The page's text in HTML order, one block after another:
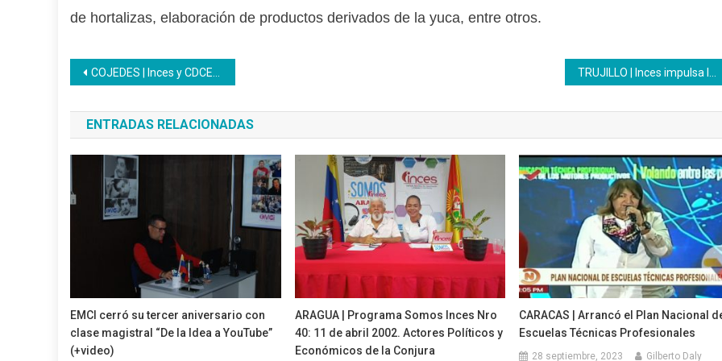
de hortalizas, elaboración de productos derivados de la yuca, entre otros.
Navegación
de
entradas
COJEDES | Inces y CDCE sellan alianza estratégica para masificar la formación técnica profesional
ENTRADAS RELACIONADAS
EMCI cerró su tercer aniversario con
clase magistral “De la Idea a YouTube”
(+video)
ARAGUA | Programa Somos Inces Nro
40: 11 de abril 2002. Actores Políticos y
Económicos de la Conjura
CARACAS | Arrancó el Plan Nacional
Escuelas Técnicas Profesionales
28 septiembre, 2023 Gilberto Daly